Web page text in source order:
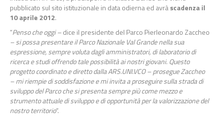
pubblicato sul sito istituzionale in data odierna ed avràscadenza il
10 aprile 2012.
“Penso che oggi –dice il presidente del Parco Pierleonardo Zaccheo
– si possa presentare il Parco Nazionale Val Grande nella sua
espressione, sempre voluta dagli amministratori, di laboratorio di
ricerca e studi offrendo tale possibilità ai nostri giovani. Questo
progetto coordinato e diretto dalla ARS.UNI.VCO – prosegue Zaccheo
– mi riempie di soddisfazione e mi invita a proseguire sulla strada di
sviluppo del Parco che si presenta sempre più come mezzo e
strumento attuale di sviluppo e di opportunità per la valorizzazione del
nostro territorio“.